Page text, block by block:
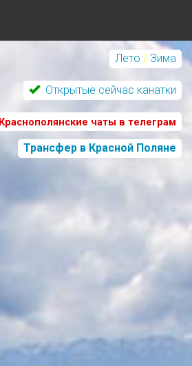
Лето / Зима
Открытые сейчас канатки
Краснополянские чаты в телеграм
Трансфер в Красной Поляне